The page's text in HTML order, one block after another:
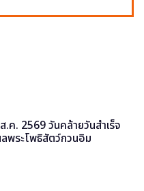
.ค. 2569 วันคล้ายวันสำเร็จ
พระโพธิสัตว์กวนอิม